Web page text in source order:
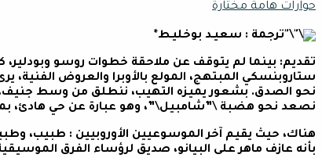
حوارات هامة مختارة
ترجمة : سعيـد بوخليـط*
تقديم: بينما لم يتوقف عن ملاحقة خطوات روسو وبودلير،
ستاروبنسكي المبتهج، المولع بالأوبرا والعروض الفنية،
نحو الصدق. بشعور يميزه التهيب، ننطلق من وسط جنيف،
نصعد نحو هضبة \”شامبيل\”، وهو عبارة عن حي هادئ،
هناك، حيث يقيم آخر الموسوعيين الأوروبيين : طبيب،
بأنه عازف ماهر على البيانو، صديق لرؤساء الفرق